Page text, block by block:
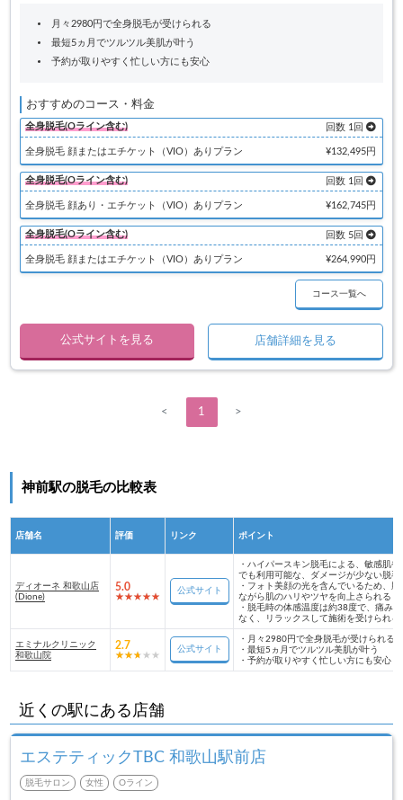
月々2980円で全身脱毛が受けられる
最短5ヵ月でツルツル美肌が叶う
予約が取りやすく忙しい方にも安心
おすすめのコース・料金
全身脱毛(Oライン含む) 回数 1回
全身脱毛 顔またはエチケット（VIO）ありプラン ¥132,495円
全身脱毛(Oライン含む) 回数 1回
全身脱毛 顔あり・エチケット（VIO）ありプラン ¥162,745円
全身脱毛(Oライン含む) 回数 5回
全身脱毛 顔またはエチケット（VIO）ありプラン ¥264,990円
コース一覧へ
公式サイトを見る 店舗詳細を見る
< 1 >
神前駅の脱毛の比較表
店舗名 評価 リンク ポイント
ディオーネ 和歌山店
(Dione)
5.0 公式サイト
・ハイパースキン脱毛による、敏感肌や
でも利用可能な、ダメージが少ない脱毛
・ フォト美顔の光を含んでいるため、脱
ながら肌のハリやツヤを向上さられる
・ 脱毛時の体感温度は約38度で、痛み
なく、リラックスして施術を受けられる
エミナルクリニック
和歌山院
2.7 公式サイト
・ 月々2980円で全身脱毛が受けられる
・最短5ヵ月でツルツル美肌が叶う
・予約が取りやすく忙しい方にも安心
近くの駅にある店舗
エステティックTBC 和歌山駅前店
脱毛サロン 女性 Oライン